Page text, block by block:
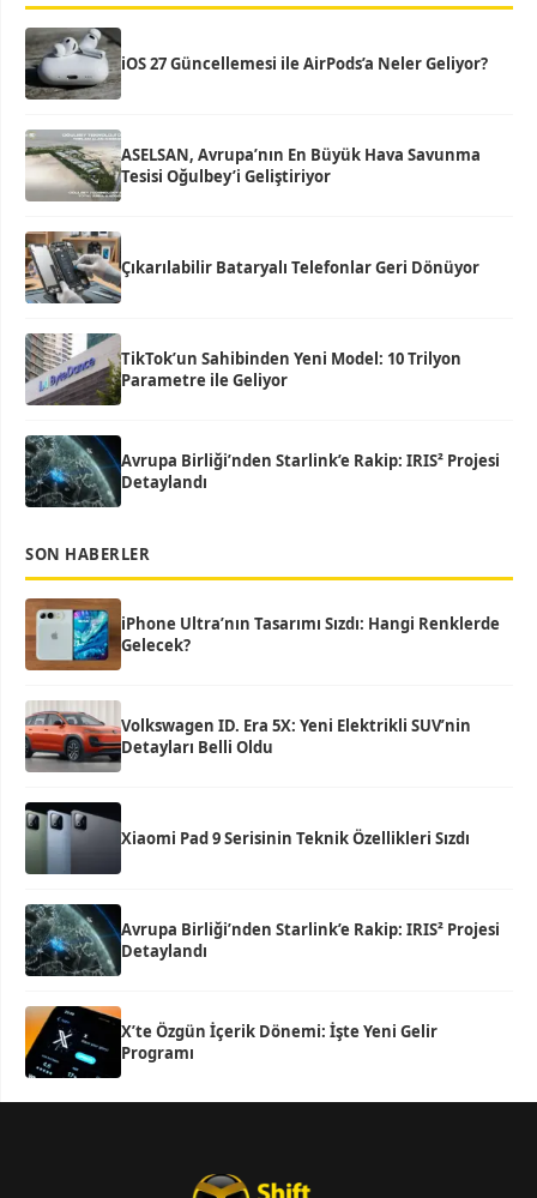
iOS 27 Güncellemesi ile AirPods’a Neler Geliyor?
ASELSAN, Avrupa’nın En Büyük Hava Savunma
Tesisi Oğulbey’i Geliştiriyor
Çıkarılabilir Bataryalı Telefonlar Geri Dönüyor
TikTok’un Sahibinden Yeni Model: 10 Trilyon
Parametre ile Geliyor
Avrupa Birliği’nden Starlink’e Rakip: IRIS² Projesi
Detaylandı
SON HABERLER
iPhone Ultra’nın Tasarımı Sızdı: Hangi Renklerde
Gelecek?
Volkswagen ID. Era 5X: Yeni Elektrikli SUV’nin
Detayları Belli Oldu
Xiaomi Pad 9 Serisinin Teknik Özellikleri Sızdı
Avrupa Birliği’nden Starlink’e Rakip: IRIS² Projesi
Detaylandı
X’te Özgün İçerik Dönemi: İşte Yeni Gelir
Programı